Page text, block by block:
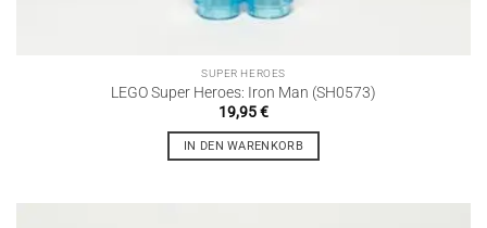
SUPER HEROES
LEGO Super Heroes: Iron Man (SH0573)
19,95€
IN DEN WARENKORB